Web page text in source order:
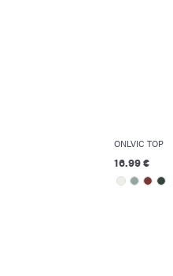
ONLVIC TOP
16.99 €